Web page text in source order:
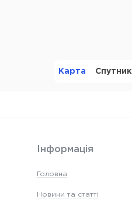
Карта Спутник
Інформація
Головна
Новини та статті